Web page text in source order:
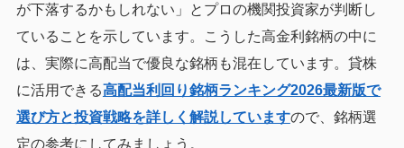
が下落するかもしれない」とプロの機関投資家が判断し
ていることを示しています。こうした高金利銘柄の中に
は、実際に高配当で優良な銘柄も混在しています。貸株
に活用できる高配当利回り銘柄ランキング2026最新版で
選び方と投資戦略を詳しく解説していますので、銘柄選
定の参考にしてみましょう。